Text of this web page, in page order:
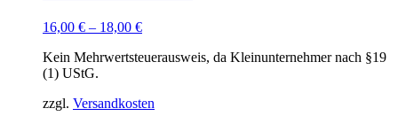
16,00 € – 18,00 €
Kein Mehrwertsteuerausweis, da Kleinunternehmer nach §19
(1) UStG.
zzgl. Versandkosten